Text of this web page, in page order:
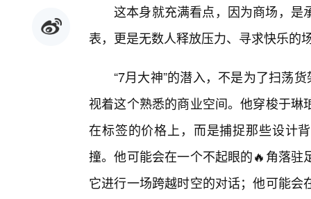
这本身就充满看点，因为商场，是
表，更是无数人释放压力、寻求快乐的
“7月大神”的潜入，不是为了扫荡
视着这个熟悉的商业空间。他穿梭于
在标签的价格上，而是捕捉那些设计
撞。他可能会在一个不起眼的🔥角落
它进行一场跨越时空的对话；他可能